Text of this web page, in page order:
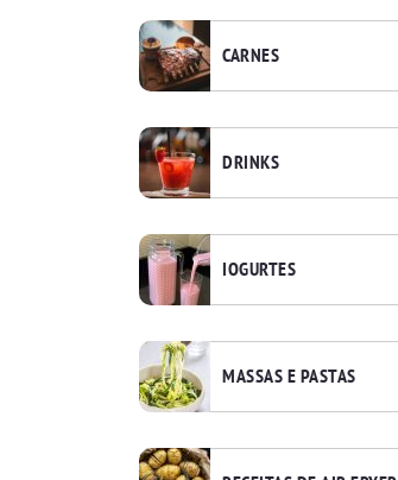
CARNES
DRINKS
IOGURTES
MASSAS E PASTAS